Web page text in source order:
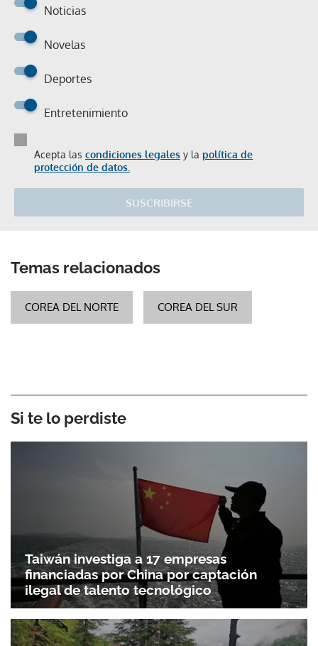
Noticias
Novelas
Deportes
Entretenimiento
Acepta las condiciones legales y la política de
protección de datos.
SUSCRIBIRSE
Temas relacionados
COREA DEL NORTE COREA DEL SUR
Si te lo perdiste
Taiwán investiga a 17 empresas
financiadas por China por captación
ilegal de talento tecnológico